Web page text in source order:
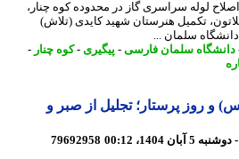
لوله سراسری گاز در محدوده کوه چنار،
تکمیل هنرستان شهید کایدی (تلاش)
سلمان ...
سلمان فارسی -پیگیری- کوه چنار -
پرستار؛ تجلیل از صبر و
79692958